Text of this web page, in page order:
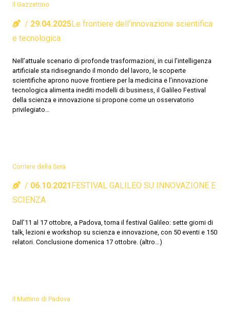
Il Gazzettino
29.04.2025Le frontiere dell’innovazione scientifica
e tecnologica
Nell’attuale scenario di profonde trasformazioni, in cui l’intelligenza
artificiale sta ridisegnando il mondo del lavoro, le scoperte
scientifiche aprono nuove frontiere per la medicina e l’innovazione
tecnologica alimenta inediti modelli di business, il Galileo Festival
della scienza e innovazione si propone come un osservatorio
privilegiato…
Corriere della Sera
06.10.2021FESTIVAL GALILEO SU INNOVAZIONE E
SCIENZA
Dall’11 al 17 ottobre, a Padova, torna il festival Galileo: sette giorni di
talk, lezioni e workshop su scienza e innovazione, con 50 eventi e 150
relatori. Conclusione domenica 17 ottobre. (altro…)
Il Mattino di Padova